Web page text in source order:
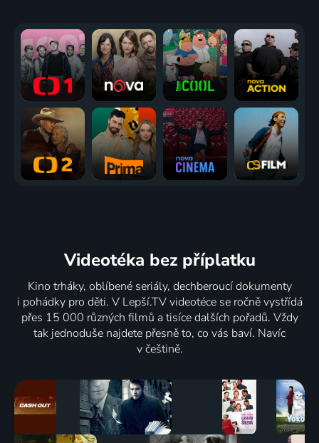
Videotéka bez příplatku
Kino trháky, oblíbené seriály, dechberoucí dokumenty
i pohádky pro děti. V Lepší.TV videotéce se ročně vystřídá
přes 15 000 různých filmů a tisíce dalších pořadů. Vždy
tak jednoduše najdete přesně to, co vás baví. Navíc
v češtině.